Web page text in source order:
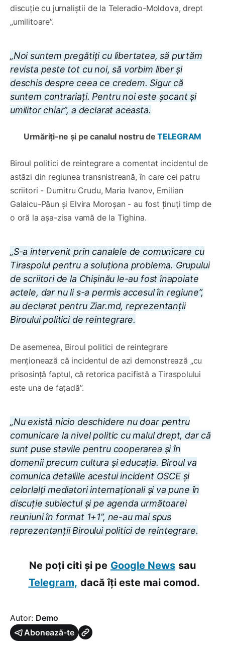
discuție cu jurnaliștii de la Teleradio-Moldova, drept
„umilitoare”.
„Noi suntem pregătiți cu libertatea, să purtăm
revista peste tot cu noi, să vorbim liber și
deschis despre ceea ce credem. Sigur că
suntem contrariați. Pentru noi este șocant și
umilitor chiar”, a declarat aceasta.
Urmăriți-ne și pe canalul nostru deTELEGRAM
Biroul politici de reintegrare a comentat incidentul de
astăzi din regiunea transnistreană, în care cei patru
scriitori - Dumitru Crudu, Maria Ivanov, Emilian
Galaicu-Păun și Elvira Moroșan - au fost ținuți timp de
o oră la așa-zisa vamă de la Tighina.
„S-a intervenit prin canalele de comunicare cu
Tiraspolul pentru a soluționa problema. Grupului
de scriitori de la Chișinău le-au fost înapoiate
actele, dar nu li s-a permis accesul în regiune”,
au declarat pentru Ziar.md, reprezentanții
Biroului politici de reintegrare.
De asemenea, Biroul politici de reintegrare
menționează că incidentul de azi demonstrează „cu
prisosință faptul, că retorica pacifistă a Tiraspolului
este una de fațadă”.
„Nu există nicio deschidere nu doar pentru
comunicare la nivel politic cu malul drept, dar că
sunt puse stavile pentru cooperarea și în
domenii precum cultura și educația. Biroul va
comunica detaliile acestui incident OSCE și
celorlalți mediatori internaționali și va pune în
discuție subiectul și pe agenda următoarei
reuniuni în format 1+1”, ne-au mai spus
reprezentanții Biroului politici de reintegrare.
Ne poți citi și pe Google News sau
Telegram, dacă îți este mai comod.
Autor: Demo
Abonează-te